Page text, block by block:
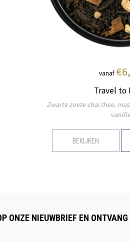
vanaf
Travel to
Zwarte zoete chaï thee,
vanille
BEKIJKEN
ONZE NIEUWBRIEF EN